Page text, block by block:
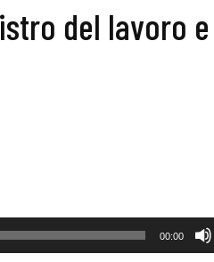
del lavoro e
00:00